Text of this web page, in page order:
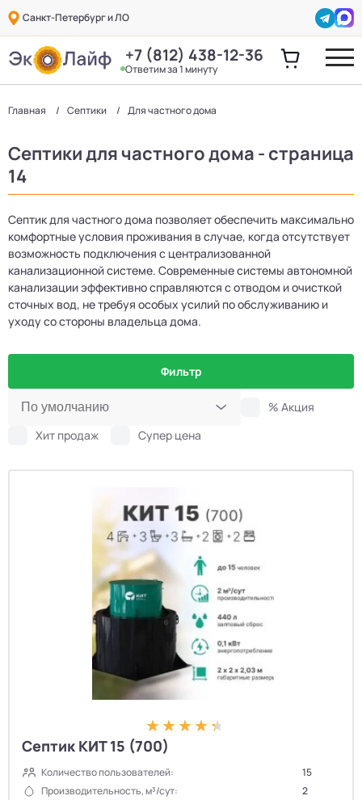
Санкт-Петербург и ЛО
+7 (812) 438-12-36
Ответим за 1 минуту
Главная Септики Для частного дома
Септики для частного дома - страница
14
Септик для частного дома позволяет обеспечить максимально
комфортные условия проживания в случае, когда отсутствует
возможность подключения с централизованной
канализационной системе. Современные системы автономной
канализации эффективно справляются с отводом и очисткой
сточных вод, не требуя особых усилий по обслуживанию и
уходу со стороны владельца дома.
Фильтр
% Акция
Хит продаж
Супер цена
Септик КИТ 15 (700)
Количество пользователей:
15
Производительность, м³/сут:
2